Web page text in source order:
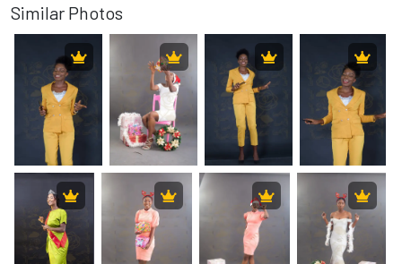
Similar Photos